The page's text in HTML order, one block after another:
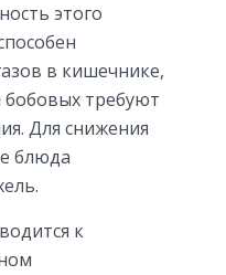
этого
в кишечнике,
бобовых требуют
Для снижения
блюда
к